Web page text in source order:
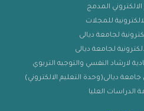
الالكتروني المدمج
للمجلات
لجامعة ديالى
لجامعة ديالى
لارشاد النفسي والتوجيه التربوي
ديالى(وحدة التعليم الالكتروني)
الدراسات العليا